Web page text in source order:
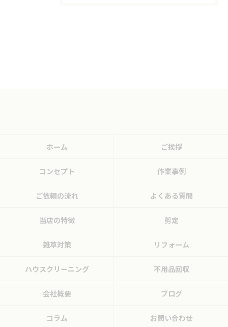
ホーム ご挨拶
コンセプト 作業事例
ご依頼の流れ よくある質問
当店の特徴 剪定
雑草対策 リフォーム
ハウスクリーニング 不用品回収
会社概要 ブログ
コラム お問い合わせ